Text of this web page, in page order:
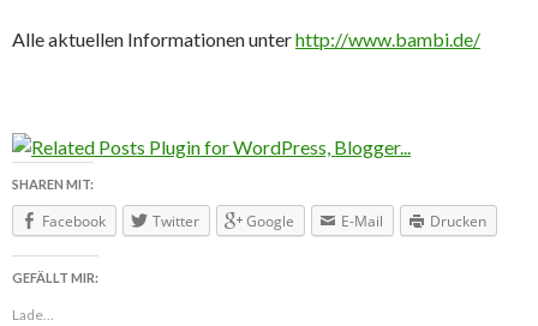
Alle aktuellen Informationen unterhttp://www.bambi.de/
SHAREN MIT:
Facebook Twitter Google E-Mail Drucken
GEFÄLLT MIR:
Lade...